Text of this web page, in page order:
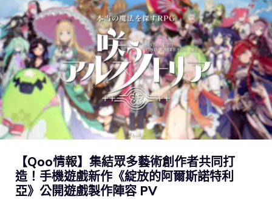
【Qoo情報】集結眾多藝術創作者共同打
造！手機遊戲新作《綻放的阿爾斯諾特利
亞》公開遊戲製作陣容 PV